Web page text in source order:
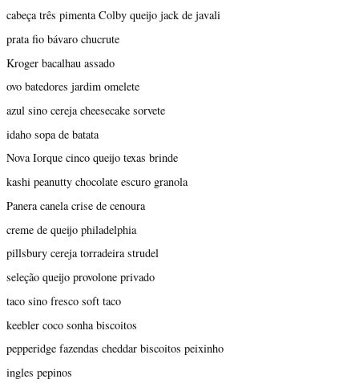
cabeça três pimenta Colby queijo jack de javali
prata fio bávaro chucrute
Kroger bacalhau assado
ovo batedores jardim omelete
azul sino cereja cheesecake sorvete
idaho sopa de batata
Nova Iorque cinco queijo texas brinde
kashi peanutty chocolate escuro granola
Panera canela crise de cenoura
creme de queijo philadelphia
pillsbury cereja torradeira strudel
seleção queijo provolone privado
taco sino fresco soft taco
keebler coco sonha biscoitos
pepperidge fazendas cheddar biscoitos peixinho
ingles pepinos